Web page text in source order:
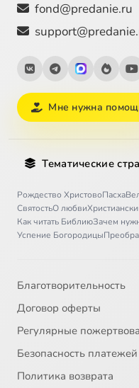
fond@predanie.ru
Мне нужна
Тематические
Рождество ХристовоПасха
СвятостьО любви
Как читать БиблиюЗачем
Успение Богородицы
Благотворительность
Договор оферты
Регулярные
Безопасность платежей
Политика возврата